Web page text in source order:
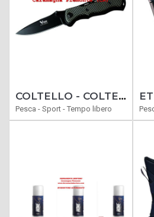
COLTELLO - COLTELLI SERRAMANICO CACCIA MODELLO BECCACCIA
Pesca - Sport - Tempo libero